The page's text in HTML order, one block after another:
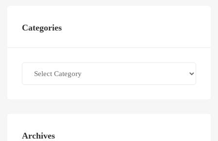
Categories
Archives